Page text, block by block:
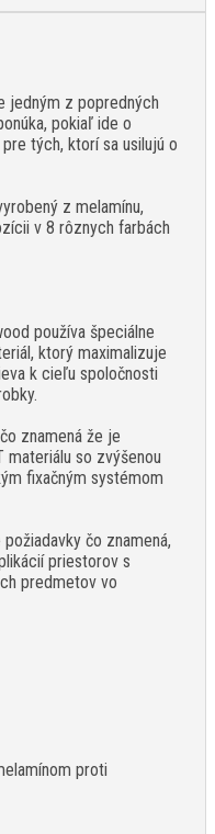
jedným z popredných
pokiaľ ide o
tých, ktorí sa usilujú o
z melamínu,
v 8 rôznych farbách
používa špeciálne
ktorý maximalizuje
k cieľu spoločnosti
znamená že je
materiálu so zvýšenou
fixačným systémom
čo znamená,
priestorov s
predmetov vo
proti